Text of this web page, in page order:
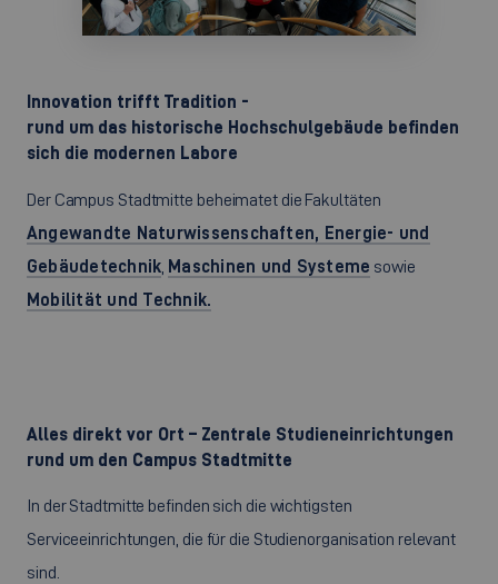
Innovation trifft Tradition -
rund um das historische Hochschulgebäude befinden
sich die modernen Labore
Der Campus Stadtmitte beheimatet die Fakultäten
Angewandte Naturwissenschaften, Energie- und
Gebäudetechnik Maschinen und Systeme sowie
Mobilität und Technik.
Alles direkt vor Ort – Zentrale Studieneinrichtungen
rund um den Campus Stadtmitte
In der Stadtmitte befinden sich die wichtigsten
Serviceeinrichtungen, die für die Studienorganisation relevant
sind.